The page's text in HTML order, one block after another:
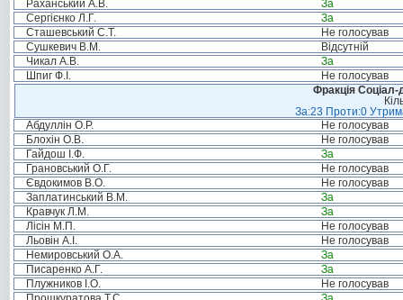
Раханський А.В.
За
Сергієнко Л.Г.
За
Сташевський С.Т.
Не голосував
Сушкевич В.М.
Відсутній
Чикал А.В.
За
Шпиг Ф.І.
Не голосував
Фракція Соціал-
За:23 Проти:0
Абдуллін О.Р.
Не голосував
Блохін О.В.
Не голосував
Гайдош І.Ф.
За
Грановський О.Г.
Не голосував
Євдокимов В.О.
Не голосував
Заплатинський В.М.
За
Кравчук Л.М.
За
Лісін М.П.
Не голосував
Льовін А.І.
Не голосував
Немировський О.А.
За
Писаренко А.Г.
За
Плужников І.О.
Не голосував